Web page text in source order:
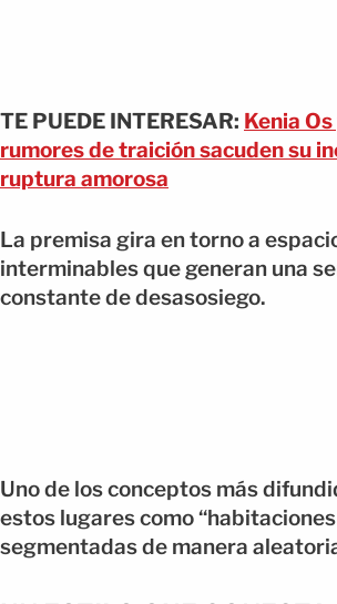
TE PUEDE INTERESAR: Kenia
rumores de traición sacuden su
ruptura amorosa
La premisa gira en torno a
interminables que generan una
constante de desasosiego.
Uno de los conceptos más
estos lugares como
segmentadas de manera